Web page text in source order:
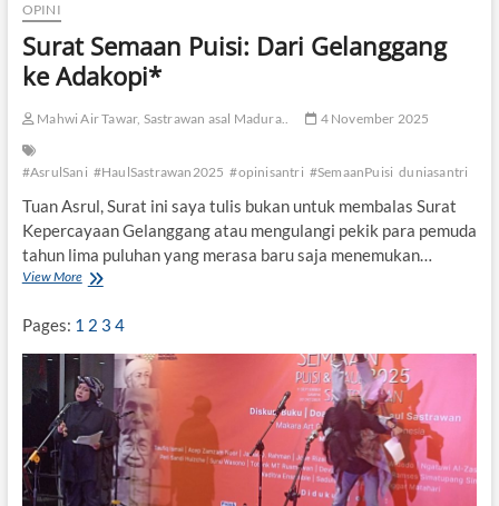
OPINI
Surat Semaan Puisi: Dari Gelanggang
ke Adakopi*
Mahwi Air Tawar, Sastrawan asal Madura.. 4 November 2025
#AsrulSani #HaulSastrawan2025 #opinisantri #SemaanPuisi duniasantri
Tuan Asrul, Surat ini saya tulis bukan untuk membalas Surat
Kepercayaan Gelanggang atau mengulangi pekik para pemuda
tahun lima puluhan yang merasa baru saja menemukan…
View MoreS
a
t
S
e
m
a
n
Pages: 1 2 3 4